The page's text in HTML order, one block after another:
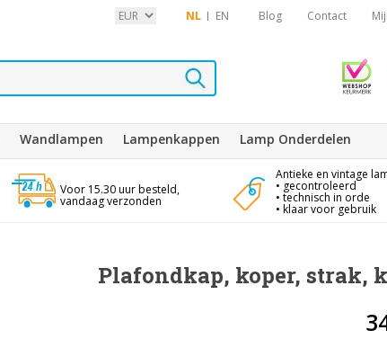
NL EN Blog Contact
Wandlampen Lampenkappen Lamp Onderdelen
Voor 15.30 uur besteld,
vandaag verzonden
Antieke en vintage
• gecontroleerd
• technisch in orde
• klaar voor gebruik
Plafondkap, koper, strak,